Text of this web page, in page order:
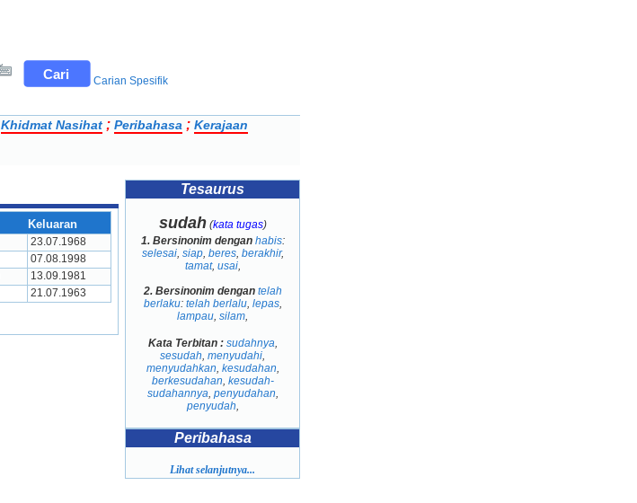
Carian Spesifik
Khidmat Nasihat ; Peribahasa ; Kerajaan
Keluaran
23.07.1968
07.08.1998
13.09.1981
21.07.1963
Tesaurus
sudah(kata tugas)
1. Bersinonim dengan habis:
selesai, siap, beres, berakhir,
tamat, usai,
2. Bersinonim dengan telah
berlaku: telah berlalu, lepas,
lampau, silam,
Kata Terbitan : sudahnya,
sesudah, menyudahi,
menyudahkan, kesudahan,
berkesudahan, kesudah-
sudahannya, penyudahan,
penyudah,
Peribahasa
Lihat selanjutnya...